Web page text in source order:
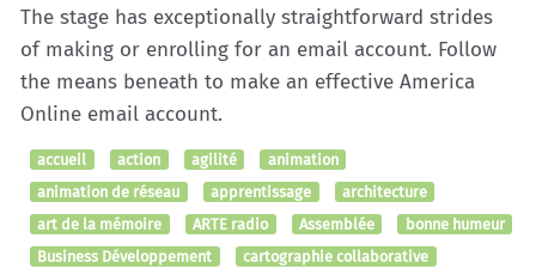
The stage has exceptionally straightforward strides
of making or enrolling for an email account. Follow
the means beneath to make an effective America
Online email account.
accueil action agilité
animation
animation de réseau
apprentissage
architecture
art de la mémoire
ARTE radio Assemblée
bonne humeur
Business Développement
cartographie collaborative